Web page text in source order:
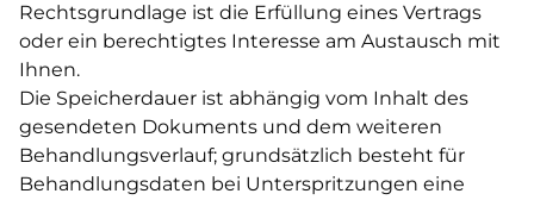
Rechtsgrundlage ist die Erfüllung eines Vertrags
oder ein berechtigtes Interesse am Austausch mit
Ihnen.
Die Speicherdauer ist abhängig vom Inhalt des
gesendeten Dokuments und dem weiteren
Behandlungsverlauf; grundsätzlich besteht für
Behandlungsdaten bei Unterspritzungen eine